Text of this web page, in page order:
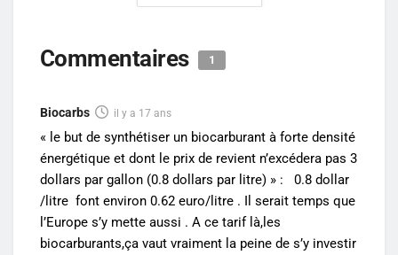
Commentaires 1
Biocarbs il y a 17 ans
« le but de synthétiser un biocarburant à forte densité
énergétique et dont le prix de revient n’excédera pas 3
dollars par gallon (0.8 dollars par litre) » : 0.8 dollar
/litre font environ 0.62 euro/litre . Il serait temps que
l’Europe s’y mette aussi . A ce tarif là,les
biocarburants,ça vaut vraiment la peine de s’y investir